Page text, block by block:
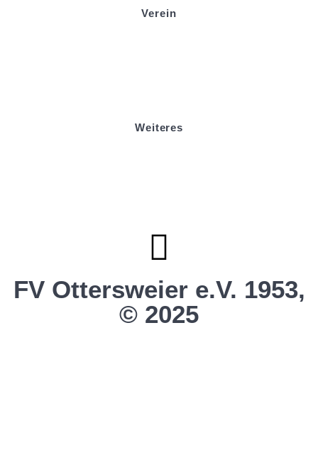
Verein
Weiteres
FV Ottersweier e.V. 1953,
© 2025